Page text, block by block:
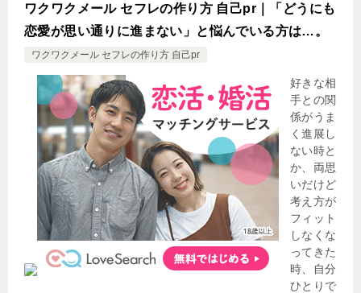
ワクワクメール セフレの作り方 自己pr｜「どうにも
恋愛が思い通りに進まない」と悩んでいる方は…。
ワクワクメール セフレの作り方 自己pr
好きな相
手との関
係がうま
く進展し
ない時と
か、両思
いだけど
考え方が
フィット
しなくな
ってきた
時、自分
ひとりで